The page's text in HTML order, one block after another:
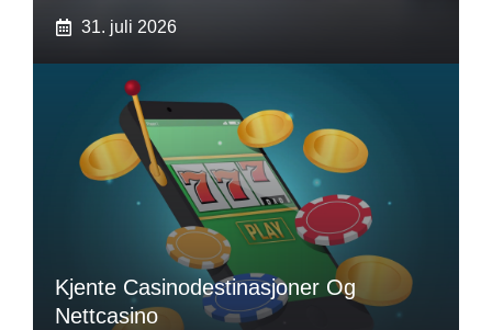
31. juli 2026
Kjente Casinodestinasjoner Og
Nettcasino